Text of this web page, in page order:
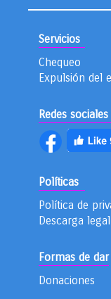
Servicios
Chequeo
Expulsión del
Redes sociales
Políticas
Política de
Descarga legal
Formas de dar
Donaciones